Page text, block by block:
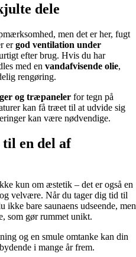
dele
men det er her, fugt
ergod ventilation under
efter brug. Hvis du har
med en vandafvisende olie,
rengøring.
og træpaneler for tegn på
kan få træet til at udvide sig
kan være nødvendige.
til en del af
kun om æstetik – det er også en
velvære. Når du tager dig tid til
ikke bare saunaens udseende, men
som gør rummet unikt.
og en smule omtanke kan din
i mange år frem.